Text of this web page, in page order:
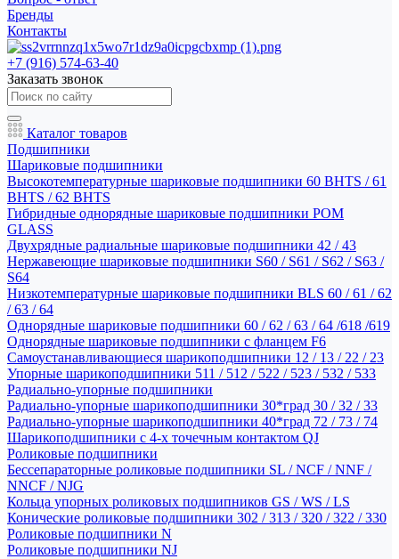
Бренды
Контакты
+7 (916) 574-63-40
Заказать звонок
Каталог товаров
Подшипники
Шариковые подшипники
Высокотемпературные шариковые подшипники 60 BHTS / 61
BHTS / 62 BHTS
Гибридные однорядные шариковые подшипники POM
GLASS
Двухрядные радиальные шариковые подшипники 42 / 43
Нержавеющие шариковые подшипники S60 / S61 / S62 / S63 /
S64
Низкотемпературные шариковые подшипники BLS 60 / 61 / 62
/ 63 / 64
Однорядные шариковые подшипники 60 / 62 / 63 / 64 /618 /619
Однорядные шариковые подшипники с фланцем F6
Самоустанавливающиеся шарикоподшипники 12 / 13 / 22 / 23
Упорные шарикоподшипники 511 / 512 / 522 / 523 / 532 / 533
Радиально-упорные подшипники
Радиально-упорные шарикоподшипники 30*град 30 / 32 / 33
Радиально-упорные шарикоподшипники 40*град 72 / 73 / 74
Шарикоподшипники с 4-х точечным контактом QJ
Роликовые подшипники
Бессепараторные роликовые подшипники SL / NCF / NNF /
NNCF / NJG
Кольца упорных роликовых подшипников GS / WS / LS
Конические роликовые подшипники 302 / 313 / 320 / 322 / 330
Роликовые подшипники N
Роликовые подшипники NJ